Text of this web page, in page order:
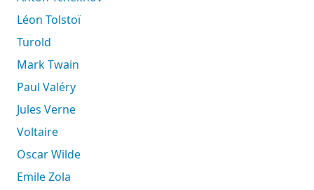
Léon Tolstoï
Turold
Mark Twain
Paul Valéry
Jules Verne
Voltaire
Oscar Wilde
Emile Zola